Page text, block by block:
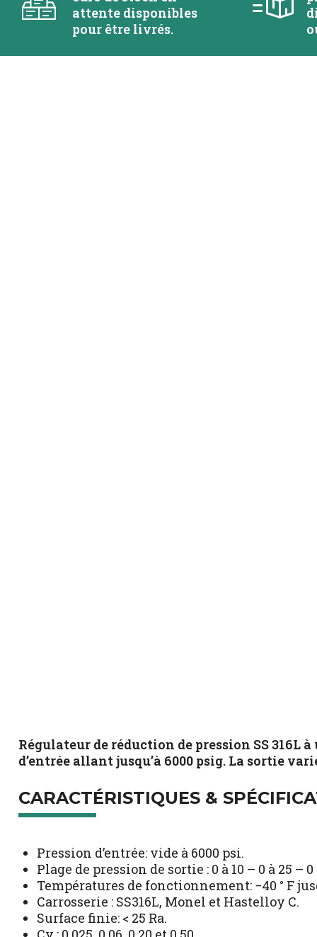
attente disponibles
pour être livrés.
Régulateur de réduction de pression SS 316L
d’entrée allant jusqu’à 6000 psig. La sortie
CARACTÉRISTIQUES &
Pression d’entrée: vide à 6000 psi.
Plage de pression de sortie : 0 à 10 – 0 à 25 –
Températures de fonctionnement: −40 ° F
Carrosserie : SS316L, Monel et Hastelloy C.
Surface finie: < 25 Ra.